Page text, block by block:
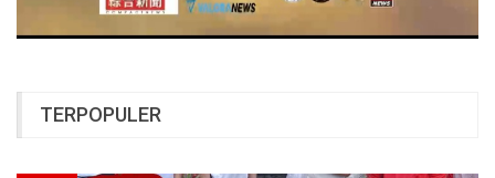
TERPOPULER